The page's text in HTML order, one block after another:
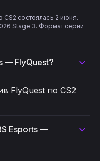
CS2 состоялась 2 июня.
Stage 3. Формат серии
— FlyQuest?
FlyQuest по CS2
Esports —